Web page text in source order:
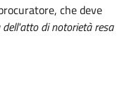
che deve
di notorietà resa